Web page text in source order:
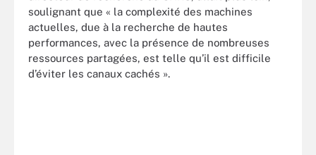
soulignant que « la complexité des machines
actuelles, due à la recherche de hautes
performances, avec la présence de nombreuses
ressources partagées, est telle qu’il est difficile
d’éviter les canaux cachés ».